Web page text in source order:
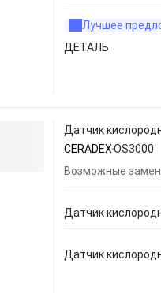
Лучшее
ДЕТАЛЬ
Датчик
CERADEXOS3000
Возможные
Датчик
Датчик